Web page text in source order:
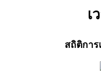
เ
สถิติการ